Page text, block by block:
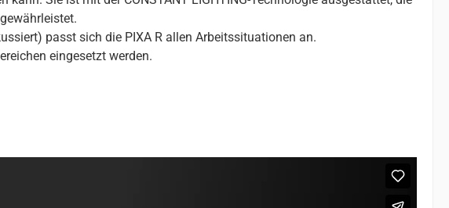
passt sich die PIXA R allen Arbeitssituationen an.
eingesetzt werden.